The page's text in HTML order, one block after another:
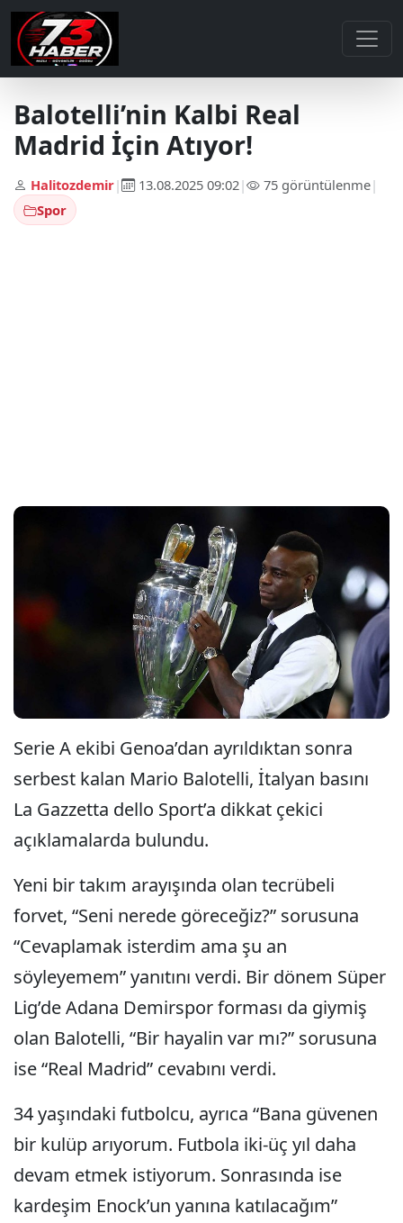
Balotelli’nin Kalbi Real
Madrid İçin Atıyor!
Halitozdemir| 13.08.2025 09:02| 75 görüntülenme|
Spor
Serie A ekibi Genoa’dan ayrıldıktan sonra
serbest kalan Mario Balotelli, İtalyan basını
La Gazzetta dello Sport’a dikkat çekici
açıklamalarda bulundu.
Yeni bir takım arayışında olan tecrübeli
forvet, “Seni nerede göreceğiz?” sorusuna
“Cevaplamak isterdim ama şu an
söyleyemem” yanıtını verdi. Bir dönem Süper
Lig’de Adana Demirspor forması da giymiş
olan Balotelli, “Bir hayalin var mı?” sorusuna
ise “Real Madrid” cevabını verdi.
34 yaşındaki futbolcu, ayrıca “Bana güvenen
bir kulüp arıyorum. Futbola iki-üç yıl daha
devam etmek istiyorum. Sonrasında ise
kardeşim Enock’un yanına katılacağım”